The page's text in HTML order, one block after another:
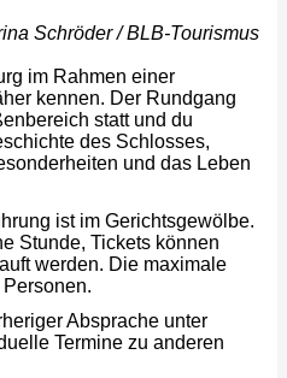
Schröder / BLB-Tourismus
im Rahmen einer
kennen. Der Rundgang
statt und du
des Schlosses,
und das Leben
ist im Gerichtsgewölbe.
Stunde, Tickets können
werden. Die maximale
Absprache unter
Termine zu anderen